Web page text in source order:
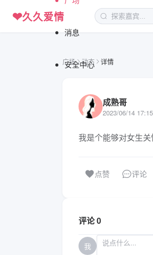
❤久久爱情
消息
安全中心
广场 动态 详情
成熟哥
2023/06/14 17:15
我是个能够对女生
点赞 评论
评论 0
我